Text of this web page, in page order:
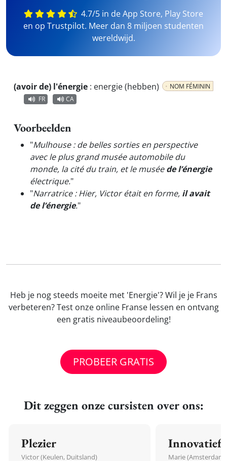
4.7/5 in de App Store, Play Store
en op Trustpilot. Meer dan 8 miljoen studenten
wereldwijd.
(avoir de) l'énergie : energie (hebben)
NOM FÉMININ
FR
CA
Voorbeelden
"Mulhouse : de belles sorties en perspective
avec le plus grand musée automobile du
monde, la cité du train, et le muséede l’énergie
électrique."
"Narratrice : Hier, Victor était en forme, il avait
de l’énergie."
Heb je nog steeds moeite met 'Energie'? Wil je je Frans
verbeteren? Test onze online Franse lessen en ontvang
een gratis niveaubeoordeling!
PROBEER GRATIS
Dit zeggen onze cursisten over ons:
Plezier
Victor (Keulen, Duitsland)
Innovatief
Marie